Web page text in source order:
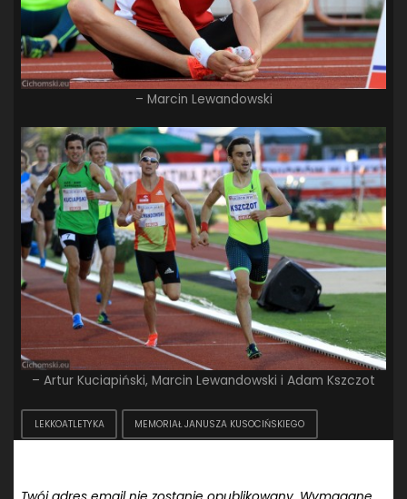
– Marcin Lewandowski
– Artur Kuciapiński, Marcin Lewandowski i Adam Kszczot
LEKKOATLETYKA MEMORIAŁ JANUSZA KUSOCIŃSKIEGO